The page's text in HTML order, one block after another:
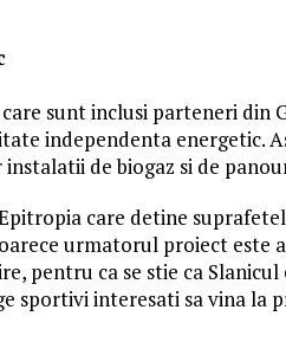
sunt inclusi parteneri din
independenta energetic.
de biogaz si de
care detine
urmatorul proiect este
pentru ca se stie ca
interesati sa vina la